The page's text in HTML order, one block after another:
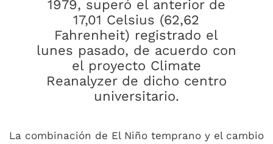
1979, superó el anterior de
17,01 Celsius (62,62
Fahrenheit) registrado el
lunes pasado, de acuerdo con
el proyecto Climate
Reanalyzer de dicho centro
universitario.
La combinación de El Niño temprano y el cambio